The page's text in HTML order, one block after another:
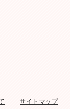
サイトマップ